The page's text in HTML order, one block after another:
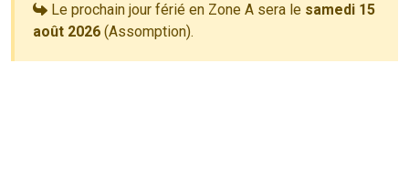
Le prochain jour férié en Zone A sera le samedi 15
août 2026 (Assomption).